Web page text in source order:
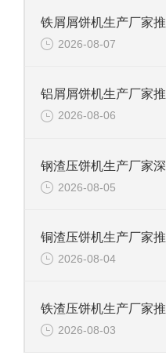
2026-08-07
2026-08-06
2026-08-05
2026-08-04
2026-08-03